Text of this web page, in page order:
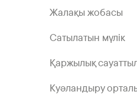
Жалақы жобасы
Сатылатын мүлік
Қаржылық
Куәландыру